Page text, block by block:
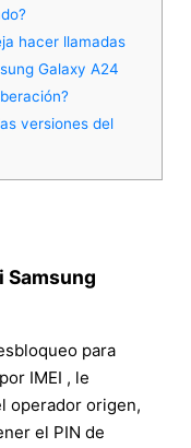
hacer llamadas
Galaxy A24
versiones del
Samsung
para
IMEI , le
operador origen,
el PIN de